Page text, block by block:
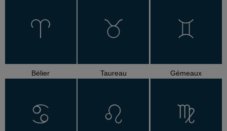
Bélier Taureau Gémeaux